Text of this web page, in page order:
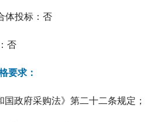
体投标：否
否
要求：
国政府采购法》第二十二条规定；